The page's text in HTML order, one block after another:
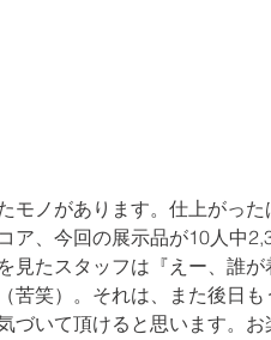
モノがあります。仕上がっ
ア、今回の展示品が10人中
見たスタッフは『えー、誰
苦笑）。それは、また後日
いて頂けると思います。お